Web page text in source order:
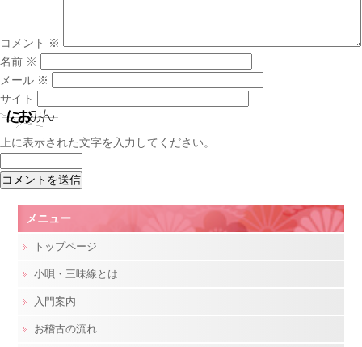
コメント ※
名前 ※
メール ※
サイト
上に表示された文字を入力してください。
メニュー
トップページ
小唄・三味線とは
入門案内
お稽古の流れ